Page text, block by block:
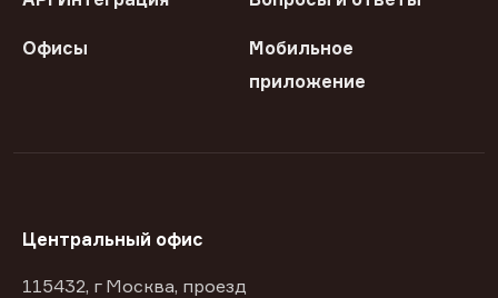
Офисы
Мобильное
приложение
Центральный офис
115432, г Москва, проезд